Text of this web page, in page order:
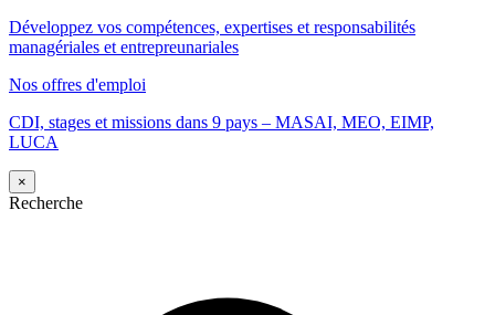
Développez vos compétences, expertises et responsabilités
managériales et entrepreunariales
Nos offres d'emploi
CDI, stages et missions dans 9 pays – MASAI, MEO, EIMP,
LUCA
×
Recherche